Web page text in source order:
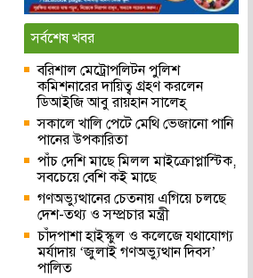
সর্বশেষ খবর
বরিশাল মেট্রোপলিটন পুলিশ
কমিশনারের দায়িত্ব গ্রহণ করলেন
ডিআইজি আবু রায়হান সালেহ্
সকালে খালি পেটে মেথি ভেজানো পানি
পানের উপকারিতা
পাঁচ দেশি মাছে মিলল মাইক্রোপ্লাস্টিক,
সবচেয়ে বেশি কই মাছে
গণঅভ্যুত্থানের চেতনায় এগিয়ে চলছে
দেশ-তথ্য ও সম্প্রচার মন্ত্রী
চাঁদপাশা হাইস্কুল ও কলেজে যথাযোগ্য
মর্যাদায় ‘জুলাই গণঅভ্যুত্থান দিবস’
পালিত